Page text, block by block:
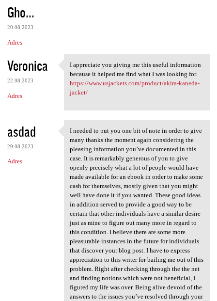
Gho...
20.08.2023
Adres
Veronica
22.08.2023
Adres
I appreciate you giving me
I appreciate you giving me this useful information
because it helped me find what I was looking for.
https://www.usjackets.com/product/akira-kaneda-
jacket/
asdad
29.08.2023
Adres
I needed to put you one bit
I needed to put you one bit of note in order to give
many thanks the moment again considering the
pleasing information you’ve documented in this
case. It is remarkably generous of you to give
openly precisely what a lot of people would have
made available for an ebook in order to make some
cash for themselves, mostly given that you might
well have done it if you wanted. These good ideas
in addition served to provide a good way to be
certain that other individuals have a similar desire
just as mine to figure out many more in regard to
this condition. I believe there are some more
pleasurable instances in the future for individuals
that discover your blog post. I have to express
appreciation to this writer for bailing me out of this
problem. Right after checking through the the net
and finding notions which were not beneficial, I
figured my life was over. Being alive devoid of the
answers to the issues you’ve resolved through your